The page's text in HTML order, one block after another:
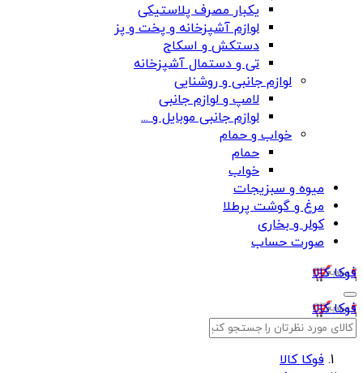
یکبار مصرف پلاستیکی
لوازم آشپزخانه و پخت و پز
دستکش و اسکاج
تی و دستمال آشپزخانه
لوازم جانبی و روشنایی
لامپ و لوازم جانبی
لوازم جانبی موبایل و ...
خواب و حمام
حمام
خواب
میوه و سبزیجات
مرغ و گوشت پرطلا
کولر و بخاری
صورت حساب
فوکا کالا
فوکا کالا
فوکا کالا